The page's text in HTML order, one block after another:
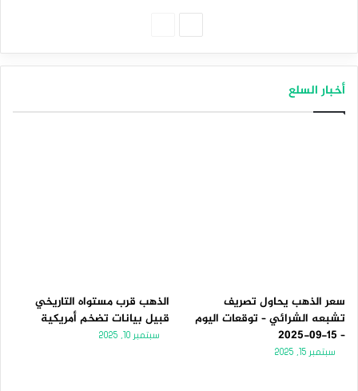
أخبار السلع
سعر الذهب يحاول تصريف
تشبعه الشرائي – توقعات اليوم
– 15-09-2025
سبتمبر 15, 2025
الذهب قرب مستواه التاريخي
قبيل بيانات تضخم أمريكية
سبتمبر 10, 2025